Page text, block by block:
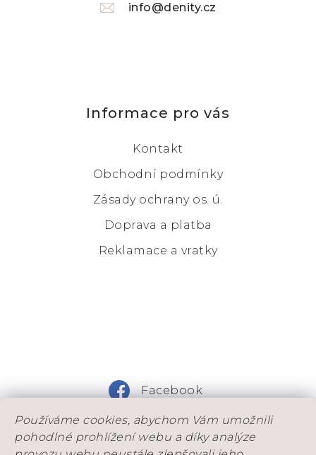
Používáme cookies, abychom Vám umožnili
pohodlné prohlížení webu a díky analýze
info@denity.cz
Informace pro vás
Kontakt
Obchodní podmínky
Zásady ochrany os. ú.
Doprava a platba
Reklamace a vratky
Facebook
Instagram